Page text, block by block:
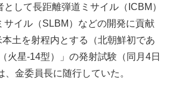
して長距離弾道ミサイル（ICBM）
サイル（SLBM）などの開発に貢献
土を射程内とする（北朝鮮初であ
火星-14型）」の発射試験（同月4日
、金委員長に随行していた。